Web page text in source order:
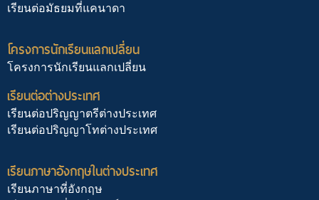
เรียนต่อมัธยมที่แคนาดา
โครงการนักเรียนแลกเปลี่ยน
โครงการนักเรียนแลกเปลี่ยน
เรียนต่อต่างประเทศ
เรียนต่อปริญญาตรีต่างประเทศ
เรียนต่อปริญญาโทต่างประเทศ
เรียนภาษาอังกฤษในต่างประเทศ
เรียนภาษาที่อังกฤษ